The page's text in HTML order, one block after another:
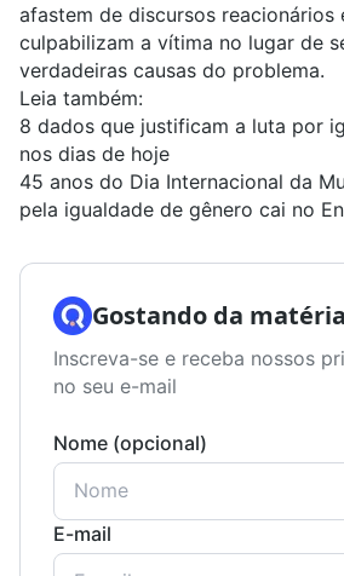
afastem de discursos reacionários
culpabilizam a vítima no lugar de
verdadeiras causas do problema.
Leia também:
8 dados que justificam a luta por
nos dias de hoje
45 anos do Dia Internacional da
pela igualdade de gênero cai no
Gostando da
Inscreva-se e receba nossos
no seu e-mail
Nome (opcional)
E-mail